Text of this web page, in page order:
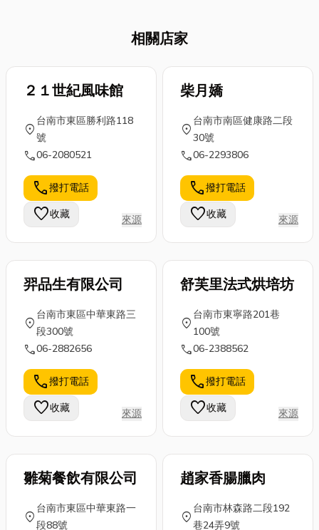
一個月完工，
背後代表的是
出、貸款利息
壓力，以及白
白流失的營
收。而本文將
深度解析如何
透過「預鑄工
法」打破傳統
營造緩慢的魔
咒，並...
和需求來選
歡木地板溫暖
的顏色和舒服
板種類那麼
你不知道該怎
麼選？如果你
也正在為新家
裝潢挑選地板
而煩惱，這篇
裝修地板文章
一次...
漫步、享受日
前往山林挑戰
雙舒適且機能
卓越的鞋款，
都能讓他在台
中的戶外活動
中每一步都輕
盈有力。文末
小...
相關店家
２１世紀風味館
location_on
台南市東區勝利路118
號
call06-2080521
call撥打電話
favorite收藏 來源
柴月嬌
location_on
台南市南區健康路二段
30號
call06-2293806
call撥打電話
favorite收藏 來源
羿品生有限公司
location_on
台南市東區中華東路三
段300號
call06-2882656
call撥打電話
favorite收藏 來源
舒芙里法式烘培坊
location_on
台南市東寧路201巷
100號
call06-2388562
call撥打電話
favorite收藏 來源
雛菊餐飲有限公司
location_on
台南市東區中華東路一
段88號
趙家香腸臘肉
location_on
台南市林森路二段192
巷24弄9號